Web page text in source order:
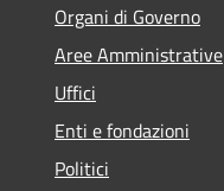
Organi di Governo
Aree Amministrative
Uffici
Enti e fondazioni
Politici